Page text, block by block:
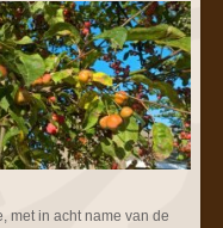
met in acht name van de